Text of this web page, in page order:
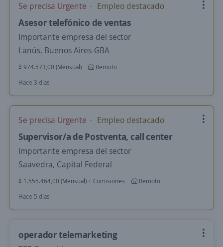
Se precisa Urgente Empleo destacado
Asesor telefónico de ventas
Importante empresa del sector
Lanús, Buenos Aires-GBA
$ 974.573,00 (Mensual)
Remoto
Hace 3 días
Se precisa Urgente Empleo destacado
Supervisor/a de Postventa, call center
Importante empresa del sector
Saavedra, Capital Federal
$ 1.555.464,00 (Mensual) + Comisiones
Remoto
Hace 5 días
operador telemarketing